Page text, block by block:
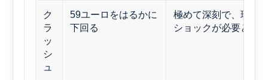
ク
ラ
ッ
シ
ュ
59ユーロをはるかに
下回る
極めて深刻で、現状
ショックが必要とな